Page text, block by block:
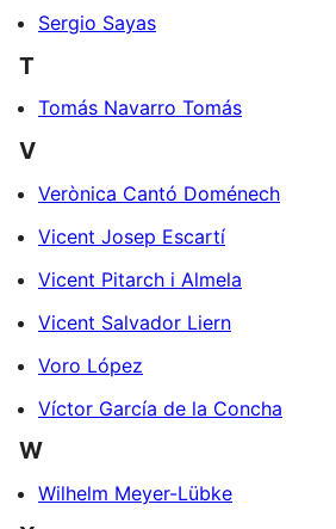
Sergio Sayas
T
Tomás Navarro Tomás
V
Verònica Cantó Doménech
Vicent Josep Escartí
Vicent Pitarch i Almela
Vicent Salvador Liern
Voro López
Víctor García de la Concha
W
Wilhelm Meyer-Lübke